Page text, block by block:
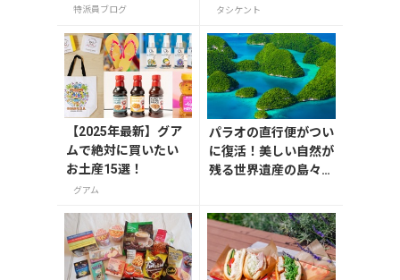
ット3選
特派員ブログ タシケント
【2025年最新】グア
ムで絶対に買いたい
お土産15選！
グアム
パラオの直行便がつい
に復活！美しい自然が
残る世界遺産の島々へ